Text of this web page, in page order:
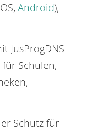
Android),
JusProgDNS
Schulen,
Schutz für